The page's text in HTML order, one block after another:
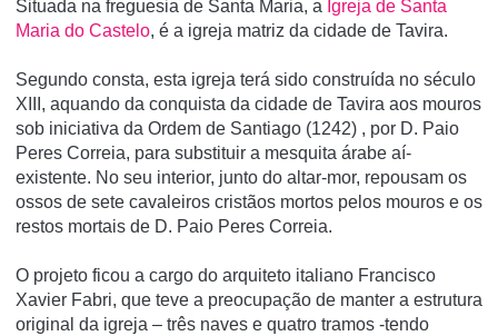
Situada na freguesia de Santa Maria, a Igreja de Santa
Maria do Castelo, é a igreja matriz da cidade de Tavira.
Segundo consta, esta igreja terá sido construí­da no século
XIII, aquando da conquista da cidade de Tavira aos mouros
sob iniciativa da Ordem de Santiago (1242) , por D. Paio
Peres Correia, para substituir a mesquita árabe aí­
existente. No seu interior, junto do altar-mor, repousam os
ossos de sete cavaleiros cristãos mortos pelos mouros e os
restos mortais de D. Paio Peres Correia.
O projeto ficou a cargo do arquiteto italiano Francisco
Xavier Fabri, que teve a preocupação de manter a estrutura
original da igreja – três naves e quatro tramos -tendo